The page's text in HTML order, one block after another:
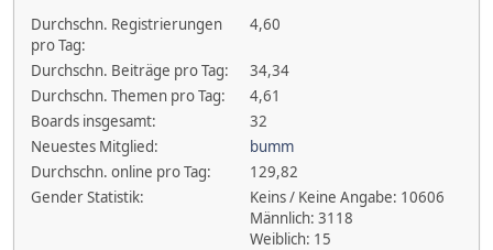
Durchschn. Registrierungen
pro Tag:
4,60
Durchschn. Beiträge pro Tag:
34,34
Durchschn. Themen pro Tag:
4,61
Boards insgesamt:
32
Neuestes Mitglied:
bumm
Durchschn. online pro Tag:
129,82
Gender Statistik:
Keins / Keine Angabe: 10606
Männlich: 3118
Weiblich: 15